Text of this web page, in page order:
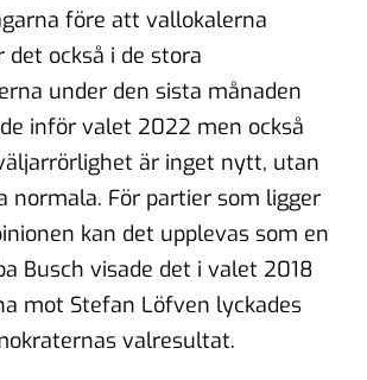
före att vallokalerna
det också i de stora
under den sista månaden
inför valet 2022 men också
är inget nytt, utan
normala. För partier som ligger
kan det upplevas som en
Busch visade det i valet 2018
mot Stefan Löfven lyckades
valresultat.